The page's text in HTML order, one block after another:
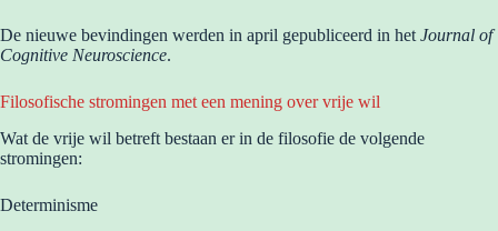
De nieuwe bevindingen werden in april gepubliceerd in hetJournal of
Cognitive Neuroscience.
Filosofische stromingen met een mening over vrije wil
Wat de vrije wil betreft bestaan er in de filosofie de volgende
stromingen:
Determinisme